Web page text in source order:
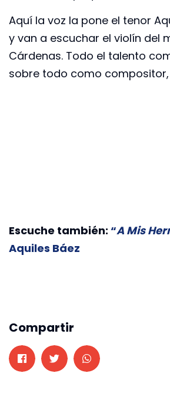
Aquí la voz la pone el tenor
y van a escuchar el violín del
Cárdenas. Todo el talento
sobre todo como compositor,
Escuche también: “A Mis
Aquiles Báez
Compartir